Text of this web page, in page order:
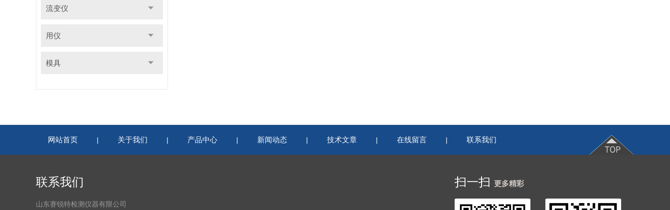
流变仪
用仪
模具
网站首页 | 关于我们 | 产品中心 | 新闻动态 | 技术文章 | 在线留言 | 联系我们
联系我们
山东赛锐特检测仪器有限公司
扫一扫 更多精彩